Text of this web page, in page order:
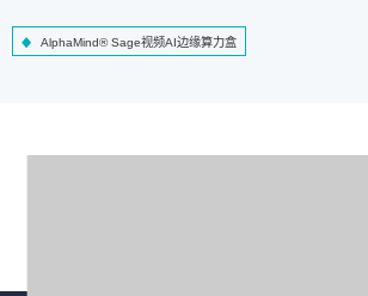
AlphaMind® Sage视频AI边缘算力盒